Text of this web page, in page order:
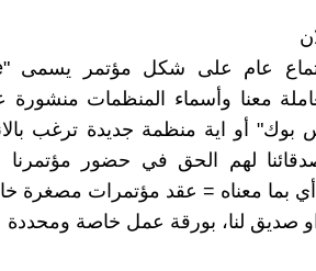
معنا وأسماء المنظمات
بوك" أو اية منظمة جديدة ترغب
لهم الحق في حضور مؤتمرنا
أي بما معناه = عقد مؤتمرات مصغرة
صديق لنا، بورقة عمل خاصة ومحددة